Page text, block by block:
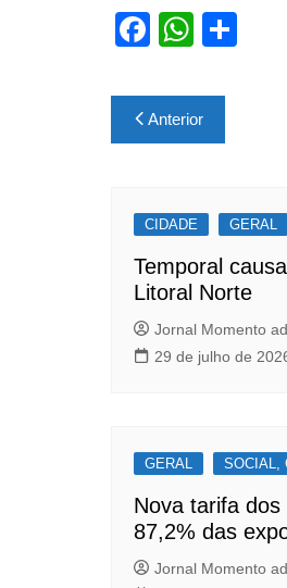
F
c
e
o
o
k
W
at
s
p
p
Navegação
de
Anterior
CIDADE GERAL
Temporal
Litoral Norte
Jornal Momento
29 de julho de
GERAL SOCIAL,
Nova tarifa
87,2% das
Jornal Momento